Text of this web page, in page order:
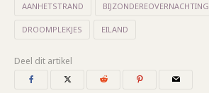
AANHETSTRAND BIJZONDEREOVERNACHTING
DROOMPLEKJES EILAND
Deel dit artikel